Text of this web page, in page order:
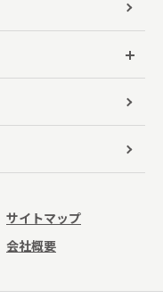
サイトマップ
会社概要